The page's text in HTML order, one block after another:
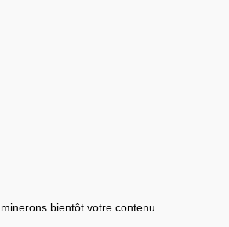
bientôt votre contenu.